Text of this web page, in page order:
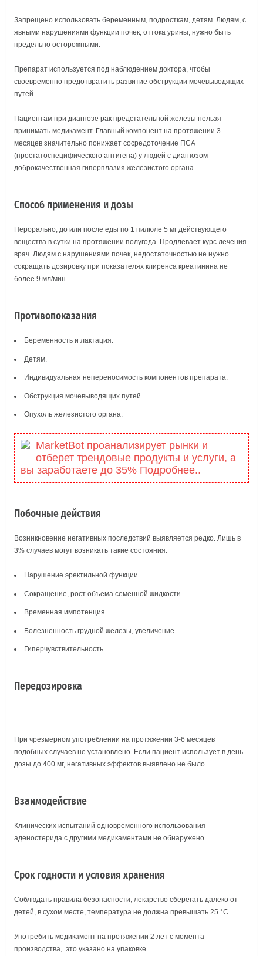
Запрещено использовать беременным, подросткам, детям. Людям, с
явными нарушениями функции почек, оттока урины, нужно быть
предельно осторожными.
Препарат используется под наблюдением доктора, чтобы
своевременно предотвратить развитие обструкции мочевыводящих
путей.
Пациентам при диагнозе рак предстательной железы нельзя
принимать медикамент. Главный компонент на протяжении 3
месяцев значительно понижает сосредоточение ПСА
(простатоспецифического антигена) у людей с диагнозом
доброкачественная гиперплазия железистого органа.
Способ применения и дозы
Перорально, до или после еды по 1 пилюле 5 мг действующего
вещества в сутки на протяжении полугода. Продлевает курс лечения
врач. Людям с нарушениями почек, недостаточностью не нужно
сокращать дозировку при показателях клиренса креатинина не
более 9 мл/мин.
Противопоказания
Беременность и лактация.
Детям.
Индивидуальная непереносимость компонентов препарата.
Обструкция мочевыводящих путей.
Опухоль железистого органа.
MarketBot проанализирует рынки и
отберет трендовые продукты и услуги, а
вы заработаете до 35% Подробнее..
Побочные действия
Возникновение негативных последствий выявляется редко. Лишь в
3% случаев могут возникать такие состояния:
Нарушение эректильной функции.
Сокращение, рост объема семенной жидкости.
Временная импотенция.
Болезненность грудной железы, увеличение.
Гиперчувствительность.
Передозировка
При чрезмерном употреблении на протяжении 3-6 месяцев
подобных случаев не установлено. Если пациент использует в день
дозы до 400 мг, негативных эффектов выявлено не было.
Взаимодействие
Клинических испытаний одновременного использования
аденостерида с другими медикаментами не обнаружено.
Срок годности и условия хранения
Соблюдать правила безопасности, лекарство сберегать далеко от
детей, в сухом месте, температура не должна превышать 25 °С.
Употребить медикамент на протяжении 2 лет с момента
производства, это указано на упаковке.